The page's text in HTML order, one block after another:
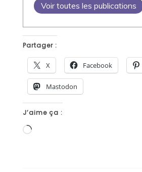
Voir toutes les publications
Partager :
X Facebook
Mastodon
J’aime ça :
Chargement…